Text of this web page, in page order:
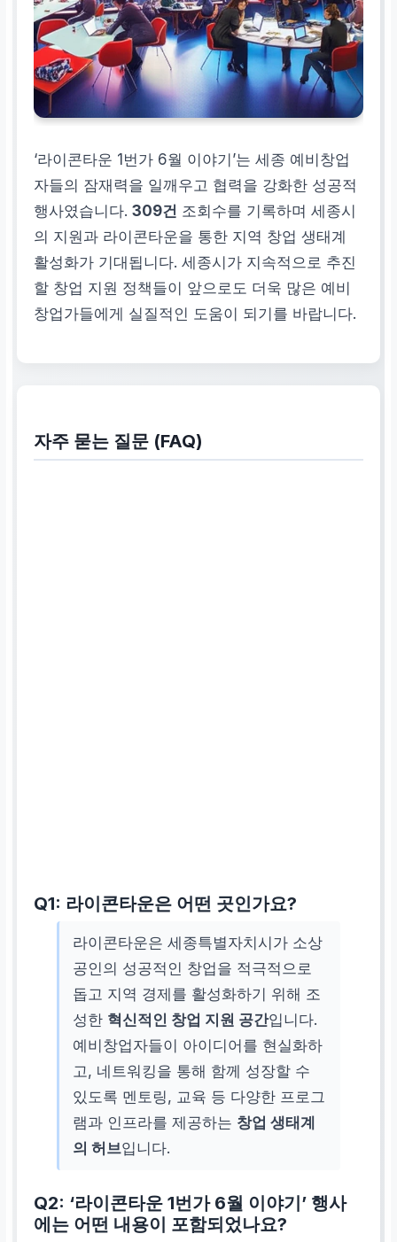
‘라이콘타운 1번가 6월 이야기’는 세종 예비창업
자들의 잠재력을 일깨우고 협력을 강화한 성공적
행사였습니다.309건 조회수를 기록하며 세종시
의 지원과 라이콘타운을 통한 지역 창업 생태계
활성화가 기대됩니다. 세종시가 지속적으로 추진
할 창업 지원 정책들이 앞으로도 더욱 많은 예비
창업가들에게 실질적인 도움이 되기를 바랍니다.
자주 묻는 질문 (FAQ)
Q1: 라이콘타운은 어떤 곳인가요?
라이콘타운은 세종특별자치시가 소상
공인의 성공적인 창업을 적극적으로
돕고 지역 경제를 활성화하기 위해 조
성한 혁신적인 창업 지원 공간입니다.
예비창업자들이 아이디어를 현실화하
고, 네트워킹을 통해 함께 성장할 수
있도록 멘토링, 교육 등 다양한 프로그
램과 인프라를 제공하는 창업 생태계
의 허브입니다.
Q2: ‘라이콘타운 1번가 6월 이야기’ 행사
에는 어떤 내용이 포함되었나요?